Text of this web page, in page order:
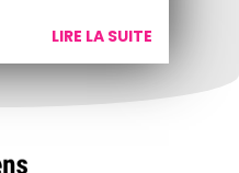
LIRE LA SUITE